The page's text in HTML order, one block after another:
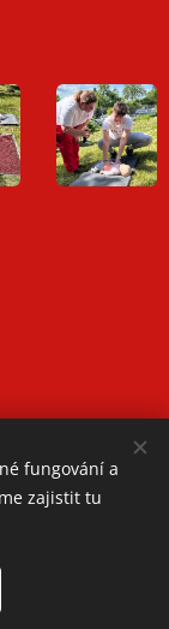
Teplice
fungování a
zajistit tu